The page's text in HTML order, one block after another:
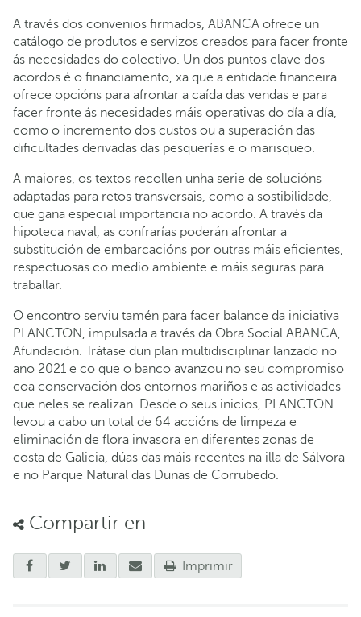
A través dos convenios firmados, ABANCA ofrece un
catálogo de produtos e servizos creados para facer fronte
ás necesidades do colectivo. Un dos puntos clave dos
acordos é o financiamento, xa que a entidade financeira
ofrece opcións para afrontar a caída das vendas e para
facer fronte ás necesidades máis operativas do día a día,
como o incremento dos custos ou a superación das
dificultades derivadas das pesquerías e o marisqueo.
A maiores, os textos recollen unha serie de solucións
adaptadas para retos transversais, como a sostibilidade,
que gana especial importancia no acordo. A través da
hipoteca naval, as confrarías poderán afrontar a
substitución de embarcacións por outras máis eficientes,
respectuosas co medio ambiente e máis seguras para
traballar.
O encontro serviu tamén para facer balance da iniciativa
PLANCTON, impulsada a través da Obra Social ABANCA,
Afundación. Trátase dun plan multidisciplinar lanzado no
ano 2021 e co que o banco avanzou no seu compromiso
coa conservación dos entornos mariños e as actividades
que neles se realizan. Desde o seus inicios, PLANCTON
levou a cabo un total de 64 accións de limpeza e
eliminación de flora invasora en diferentes zonas de
costa de Galicia, dúas das máis recentes na illa de Sálvora
e no Parque Natural das Dunas de Corrubedo.
Compartir en
Imprimir